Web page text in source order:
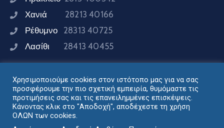
Χανιά 28213 40166
Ρέθυμνο 28313 40725
Λασίθι 28413 40455
Συνδεθείτε μαζί μας
Χρησιμοποιούμε cookies στον ιστότοπο μας για να σας
προσφέρουμε την πιο σχετική εμπειρία, θυμόμαστε τις
προτιμήσεις σας και τις επανειλημμένες επισκέψεις.
Κάνοντας κλικ στο "Αποδοχή", αποδέχεστε τη χρήση
ΟΛΩΝ των cookies.